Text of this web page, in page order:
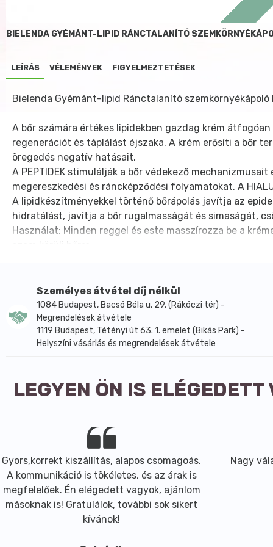
BIELENDA GYÉMÁNT-LIPID RÁNCTALANÍTÓ
LEÍRÁS VÉLEMÉNYEK FIGYELMEZTETÉSEK
Bielenda Gyémánt-lipid Ránctalanító szemkörnyékápoló
A bőr számára értékes lipidekben gazdag krém
regenerációt és táplálást éjszaka. A krém erősíti a bőr
öregedés negatív hatásait.
A PEPTIDEK stimulálják a bőr védekező
megereszkedési és ráncképződési folyamatokat. A
A lipidkészítményekkel történő bőrápolás javítja az
hidratálást, javítja a bőr rugalmasságát és simaságát,
Használat: Minden reggel és este masszírozza be a
Seed Oil,Linoleic Acid,Linolenic Acid,Tocopherol,Beta-
Glycol,Sodium Stearoyl Glutamate,Potassium Cetyl
EDTA,Ethylhexylglycerin,Phenoxyethanol,Benzyl
Személyes átvétel díj nélkül
1084 Budapest, Bacsó Béla u. 29. (Rákóczi tér) -
Megrendelések átvétele
1119 Budapest, Tétényi út 63. 1. emelet (Bikás Park) -
Helyszíni vásárlás és megrendelések átvétele
LEGYEN ÖN IS
Gyors,korrekt kiszállítás, alapos csomagoás.
A kommunikáció is tökéletes, és az árak is
megfelelőek. Én elégedett vagyok, ajánlom
másoknak is! Gratulálok, további sok sikert
kívánok!
Nagy